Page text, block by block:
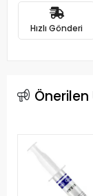
Hızlı Gönderi